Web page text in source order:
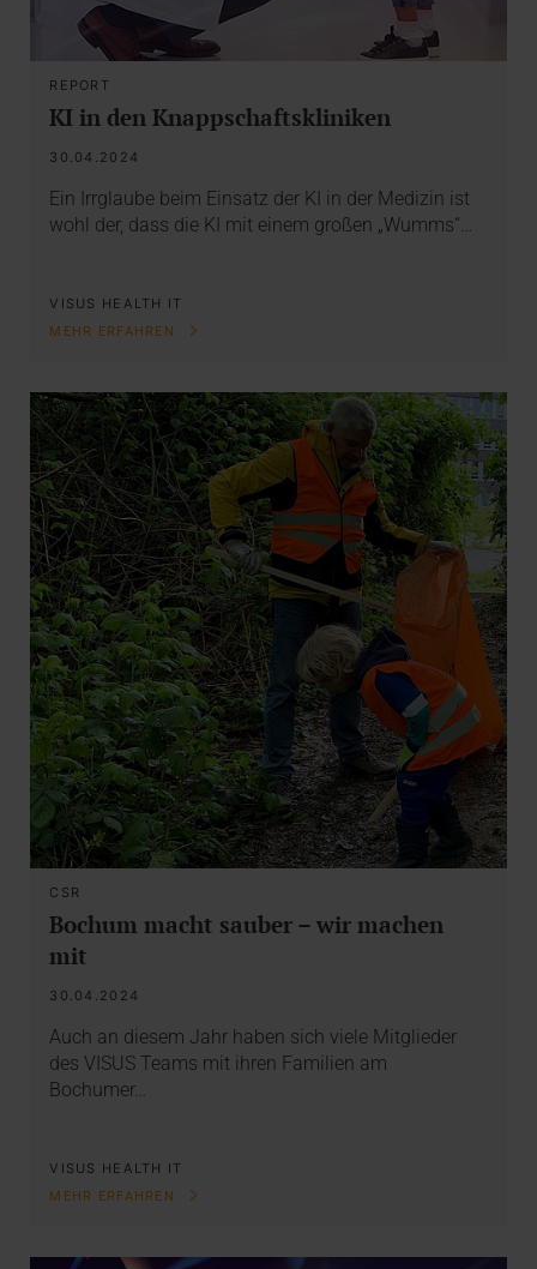
REPORT
KI in den Knappschaftskliniken
30.04.2024
Ein Irrglaube beim Einsatz der KI in der Medizin ist
wohl der, dass die KI mit einem großen „Wumms“…
VISUS HEALTH IT
MEHR ERFAHREN
CSR
Bochum macht sauber – wir machen
mit
30.04.2024
Auch an diesem Jahr haben sich viele Mitglieder
des VISUS Teams mit ihren Familien am
Bochumer…
VISUS HEALTH IT
MEHR ERFAHREN